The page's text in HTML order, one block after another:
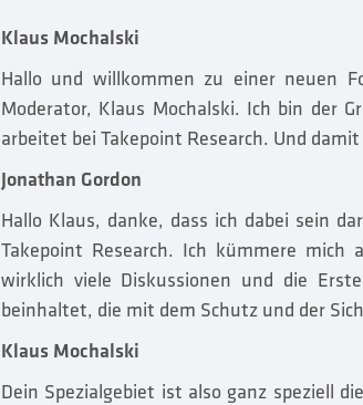
Klaus Mochalski
Hallo und willkommen zu einer neuen
Moderator, Klaus Mochalski. Ich bin der
arbeitet bei Takepoint Research. Und
Jonathan Gordon
Hallo Klaus, danke, dass ich dabei sein
Takepoint Research. Ich kümmere
wirklich viele Diskussionen und die
beinhaltet, die mit dem Schutz und der
Klaus Mochalski
Dein Spezialgebiet ist also ganz speziell